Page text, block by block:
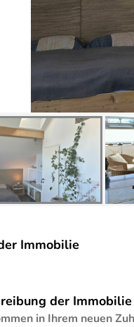
Immobilie
der Immobilie
in Ihrem neuen